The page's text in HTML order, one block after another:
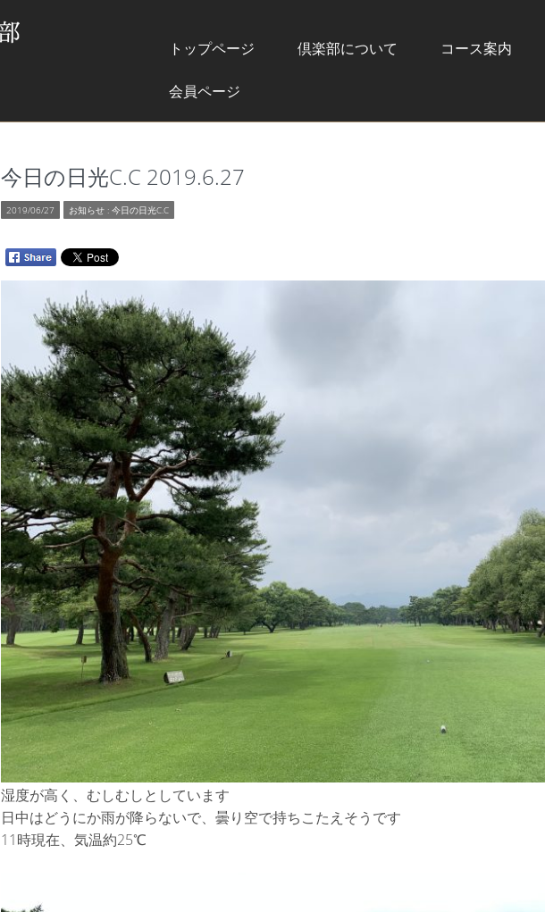
トップページ 倶楽部について コース案内
会員ページ
今日の日光C.C 2019.6.27
2019/06/27 お知らせ: 今日の日光C.C
湿度が高く、むしむしとしています
日中はどうにか雨が降らないで、曇り空で持ちこたえそうです
11時現在、気温約25℃